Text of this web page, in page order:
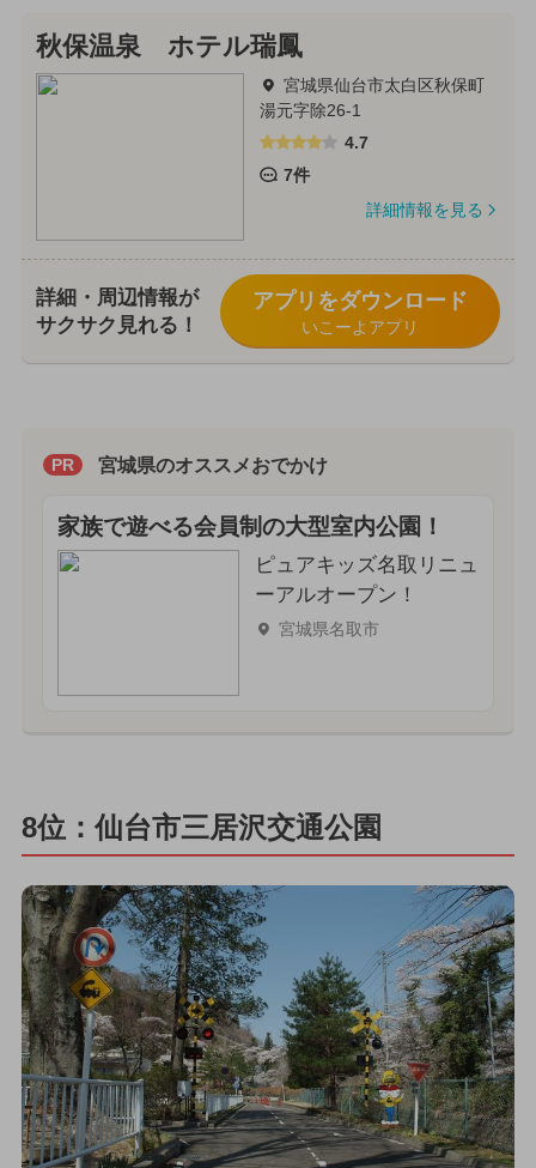
秋保温泉 ホテル瑞鳳
宮城県仙台市太白区秋保町
湯元字除26-1
4.7
7件
詳細情報を見る
詳細・周辺情報が
サクサク見れる！
アプリをダウンロード
いこーよアプリ
PR 宮城県のオススメおでかけ
家族で遊べる会員制の大型室内公園！
ピュアキッズ名取リニュ
ーアルオープン！
宮城県名取市
8位：仙台市三居沢交通公園